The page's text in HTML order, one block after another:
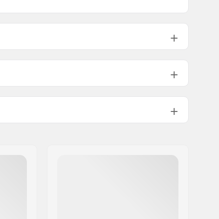
32" (81.3cm)
14.25" (36.2cm)
Double kicktail